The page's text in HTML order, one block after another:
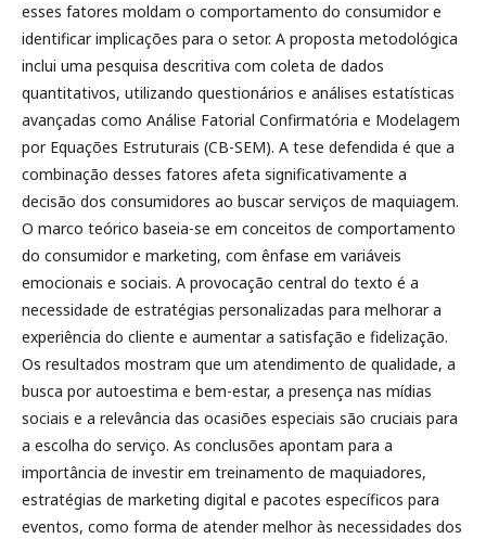
esses fatores moldam o comportamento do consumidor e
identificar implicações para o setor. A proposta metodológica
inclui uma pesquisa descritiva com coleta de dados
quantitativos, utilizando questionários e análises estatísticas
avançadas como Análise Fatorial Confirmatória e Modelagem
por Equações Estruturais (CB-SEM). A tese defendida é que a
combinação desses fatores afeta significativamente a
decisão dos consumidores ao buscar serviços de maquiagem.
O marco teórico baseia-se em conceitos de comportamento
do consumidor e marketing, com ênfase em variáveis
emocionais e sociais. A provocação central do texto é a
necessidade de estratégias personalizadas para melhorar a
experiência do cliente e aumentar a satisfação e fidelização.
Os resultados mostram que um atendimento de qualidade, a
busca por autoestima e bem-estar, a presença nas mídias
sociais e a relevância das ocasiões especiais são cruciais para
a escolha do serviço. As conclusões apontam para a
importância de investir em treinamento de maquiadores,
estratégias de marketing digital e pacotes específicos para
eventos, como forma de atender melhor às necessidades dos